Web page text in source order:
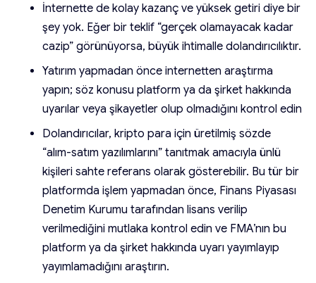
İnternette de kolay kazanç ve yüksek getiri diye bir
şey yok. Eğer bir teklif “gerçek olamayacak kadar
cazip” görünüyorsa, büyük ihtimalle dolandırıcılıktır.
Yatırım yapmadan önce internetten araştırma
yapın; söz konusu platform ya da şirket hakkında
uyarılar veya şikayetler olup olmadığını kontrol edin
Dolandırıcılar, kripto para için üretilmiş sözde
“alım-satım yazılımlarını” tanıtmak amacıyla ünlü
kişileri sahte referans olarak gösterebilir. Bu tür bir
platformda işlem yapmadan önce, Finans Piyasası
Denetim Kurumu tarafından lisans verilip
verilmediğini mutlaka kontrol edin ve FMA’nın bu
platform ya da şirket hakkında uyarı yayımlayıp
yayımlamadığını araştırın.